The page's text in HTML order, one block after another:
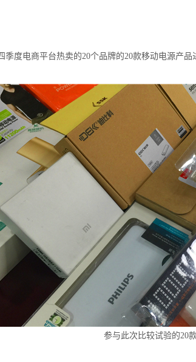
度电商平台热卖的20个品牌的20款移动电源产品
参与此次比较试验的20款